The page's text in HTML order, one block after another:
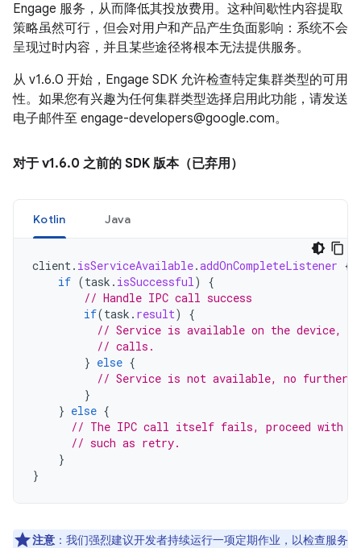
Engage 服务，从而降低其投放费用。这种间歇性内容提取
策略虽然可行，但会对用户和产品产生负面影响：系统不会
呈现过时内容，并且某些途径将根本无法提供服务。
从 v1.6.0 开始，Engage SDK 允许检查特定集群类型的可用
性。如果您有兴趣为任何集群类型选择启用此功能，请发送
电子邮件至 engage-developers@google.com。
对于 v1.6.0 之前的 SDK 版本（已弃用）
Kotlin Java
client. isServiceAvailable.addOnCompleteListener {
if (task . isSuccessful)
{
// Handle IPC call success
if(task . result)
{
// Service is available on the device,
// calls.
} else {
// Service is not available, no further
}
} else {
// The IPC call itself fails, proceed with
// such as retry.
}
}
注意 ：我们强烈建议开发者持续运行一项定期作业，以检查服务